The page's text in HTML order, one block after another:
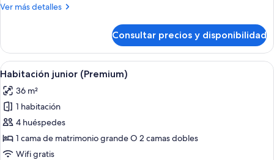
Swim
Ver más detalles
Más
junior
(Deluxe
Swim
Consultar precios y disponibilidad
Abrir
todas
las
fotos
de
Habitación
junior
Una habitación de hotel moderna
10
Habitación junior (Premium)
36 m²
1 habitación
4 huéspedes
1 cama de matrimonio grande O 2 camas dobles
Wifi gratis